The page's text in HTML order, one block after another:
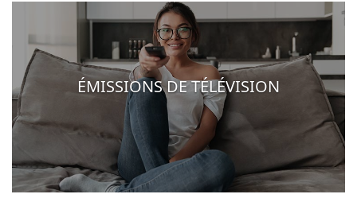
ÉMISSIONS DE TÉLÉVISION